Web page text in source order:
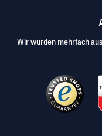
Wir wurden mehrfach